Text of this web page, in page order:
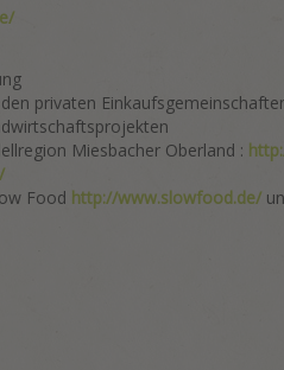
privaten
Miesbacher Oberland :
Food http://www.slowfood.de/